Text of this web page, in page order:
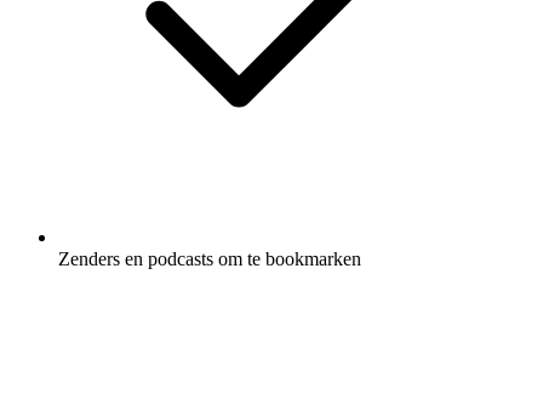
Zenders en podcasts om te bookmarken